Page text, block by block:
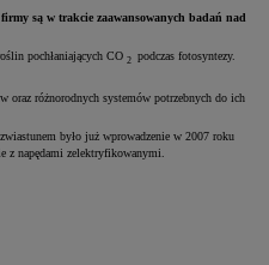
są w trakcie zaawansowanych badań nad
pochłaniających CO 2 podczas fotosyntezy.
oraz różnorodnych systemów potrzebnych do ich
było już wprowadzenie w 2007 roku
z napędami zelektryfikowanymi.